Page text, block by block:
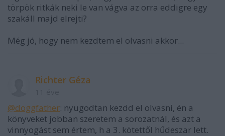
törpök ritkák neki le van vágva az orra eddigre egy
szakáll majd elrejti?
Még jó, hogy nem kezdtem el olvasni akkor...
Richter Géza
@doggfather: nyugodtan kezdd el olvasni, én a
könyveket jobban szeretem a sorozatnál, és azt a
vinnyogást sem értem, h a 3. kötettől hűdeszar lett.